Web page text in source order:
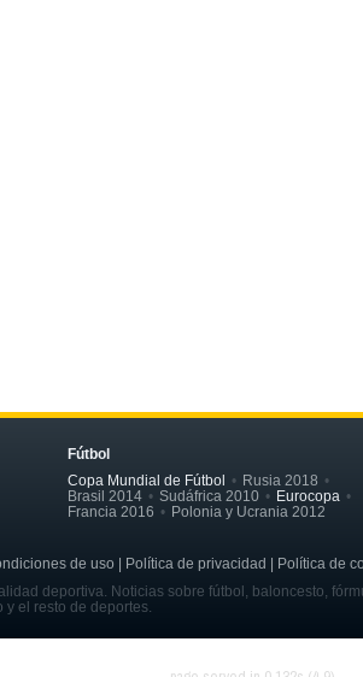
Fútbol
Copa Mundial de Fútbol
Rusia 2018
Brasil 2014
Sudáfrica 2010
Eurocopa
Francia 2016
Polonia y Ucrania 2012
de uso | Política de privacidad | Política de
deportiva. Noticias sobre fútbol, baloncesto,
el resto de deportes.